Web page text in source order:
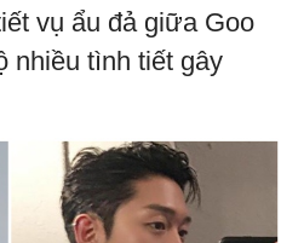
vụ ẩu đả giữa Goo
nhiều tình tiết gây